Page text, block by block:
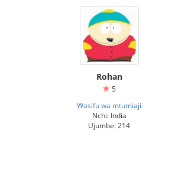
Rohan
5
Wasifu wa mtumiaji
Nchi: India
Ujumbe: 214